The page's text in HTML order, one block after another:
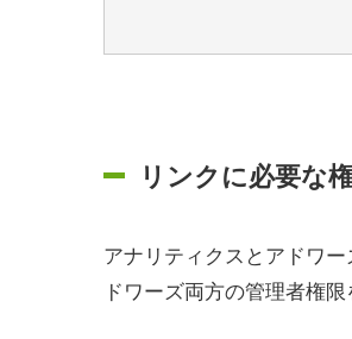
リンクに必要な
アナリティクスとアドワ
ドワーズ両方の管理者権